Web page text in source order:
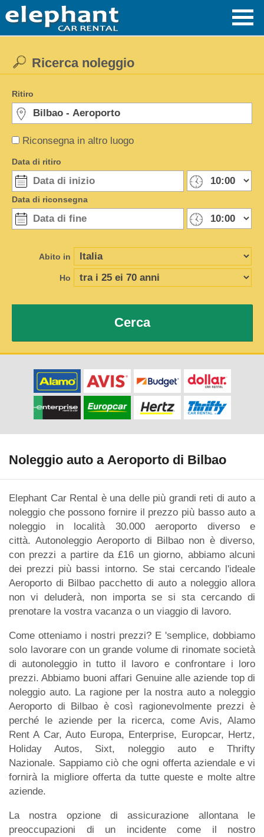
Riconsegna in altro luogo
Ricerca noleggio
Ritiro
Data di ritiro
Data di riconsegna
Abito in
Ho
Cerca
Noleggio auto a Aeroporto di Bilbao
Elephant Car Rental è una delle più grandi reti di auto a
noleggio che possono fornire il prezzo più basso auto a
noleggio in località 30.000 aeroporto diverso e
città. Autonoleggio Aeroporto di Bilbao non è diverso,
con prezzi a partire da £16 un giorno, abbiamo alcuni
dei prezzi più bassi intorno. Se stai cercando l'ideale
Aeroporto di Bilbao pacchetto di auto a noleggio allora
non vi deluderà, non importa se si sta cercando di
prenotare la vostra vacanza o un viaggio di lavoro.
Come otteniamo i nostri prezzi? E 'semplice, dobbiamo
solo lavorare con un grande volume di rinomate società
di autonoleggio in tutto il lavoro e confrontare i loro
prezzi. Abbiamo buoni affari Genuine alle aziende top di
noleggio auto. La ragione per la nostra auto a noleggio
Aeroporto di Bilbao è così ragionevolmente prezzi è
perché le aziende per la ricerca, come Avis, Alamo
Rent A Car, Auto Europa, Enterprise, Europcar, Hertz,
Holiday Autos, Sixt, noleggio auto e Thrifty
Nazionale. Sappiamo ciò che ogni offerta aziendale e vi
fornirà la migliore offerta da tutte queste e molte altre
aziende.
La nostra opzione di assicurazione allontana le
preoccupazioni di un incidente come il nostro